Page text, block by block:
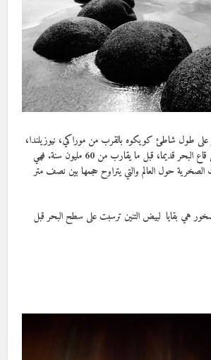
طول شاطئ كويكوه بالقرب من موراكي، نيوزيلندا،
تم تشكيل هذه الصخور على قاع البحر قديما، قبل ما يقارب من 60 مليون سنة. فهي
حول العالم والتي يتراوح حجمها بين نصف متر
هي بقايا لبيض التنين ترسبت على سطح البحر قبل